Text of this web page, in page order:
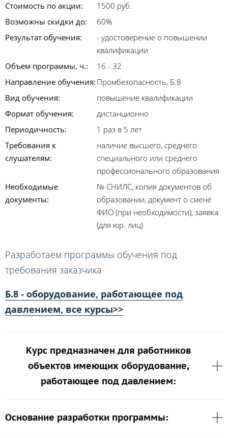
Стоимость по акции:
1500 руб.
Возможны скидки до:
60%
Результат обучения:
- удостоверение о повышении
квалификации
Объем программы, ч.:
16 - 32
Направление обучения: Промбезопасность, Б.8
Вид обучения:
повышение квалификации
Формат обучения:
дистанционно
Периодичность:
1 раз в 5 лет
Требования к
слушателям:
наличие высшего, среднего
специального или среднего
профессионального образования
Необходимые
документы:
№ СНИЛС, копия документов об
образовании, документ о смене
ФИО (при необходимости), заявка
(для юр. лиц)
Разработаем программы обучения под
требования заказчика
Б.8 - оборудование, работающее под
давлением, все курсы>>
Курс предназначен для работников
объектов имеющих оборудование,
работающее под давлением:
Основание разработки программы: